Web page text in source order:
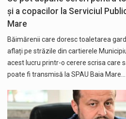
și a copacilor la Serviciul
Mare
Băimărenii care doresc toaletarea
aflați pe străzile din cartierele
acest lucru printr-o cerere scrisa care
poate fi transmisă la SPAU Baia Mare…